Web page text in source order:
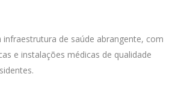
infraestrutura de saúde abrangente, com
e instalações médicas de qualidade